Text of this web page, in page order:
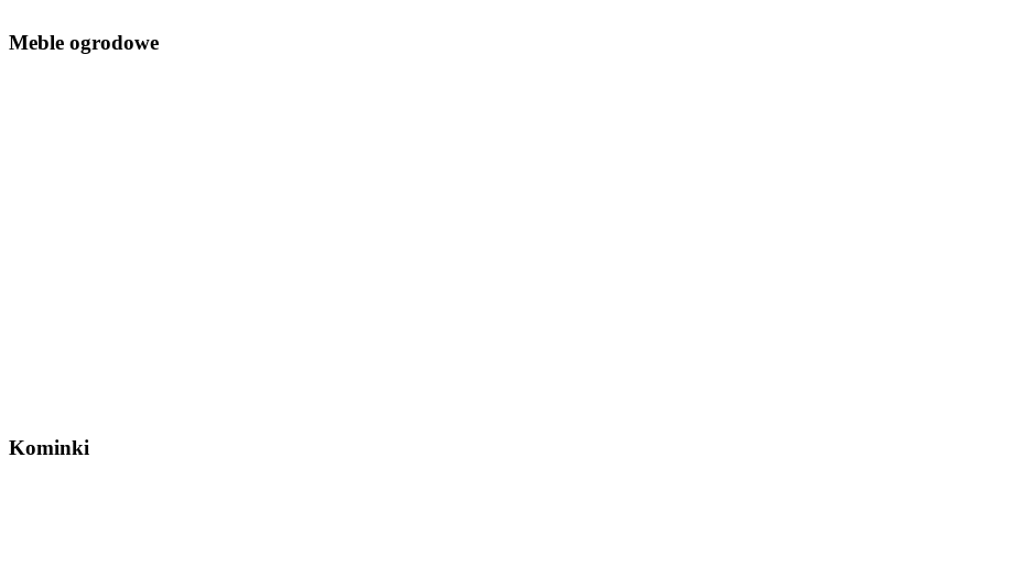
Meble ogrodowe
Kominki